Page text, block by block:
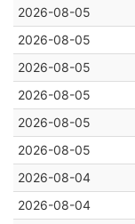
2026-08-05
2026-08-05
2026-08-05
2026-08-05
2026-08-05
2026-08-05
2026-08-04
2026-08-04